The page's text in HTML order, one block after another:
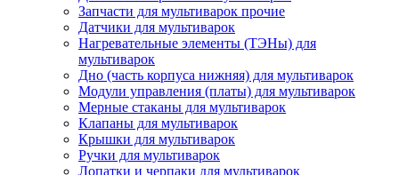
Запчасти для мультиварок прочие
Датчики для мультиварок
Нагревательные элементы (ТЭНы) для
мультиварок
Дно (часть корпуса нижняя) для мультиварок
Модули управления (платы) для мультиварок
Мерные стаканы для мультиварок
Клапаны для мультиварок
Крышки для мультиварок
Ручки для мультиварок
Лопатки и черпаки для мультиварок